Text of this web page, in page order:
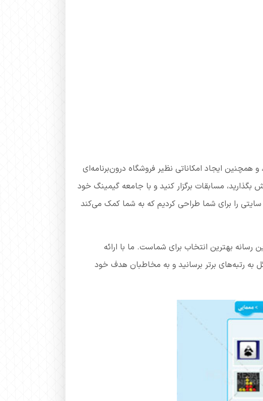
و همچنین ایجاد امکاناتی نظیر فروشگاه درون‌برنامه‌ای
مسابقات برگزار کنید و با جامعه گیمینگ خود
را برای شما طراحی کردیم که به شما کمک می‌کند
بهترین انتخاب برای شماست. ما با ارائه
رتبه‌های برتر برسانید و به مخاطبان هدف خود